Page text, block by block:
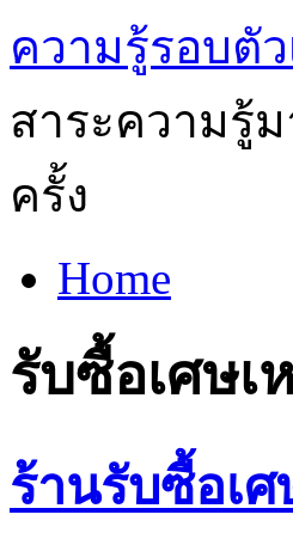
ความรู้รอบตั
สาระความรู้
ครั้ง
Home
รับซื้อเศษเ
ร้านรับซื้อเศ